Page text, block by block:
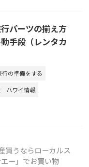
行パーツの揃え方
手段（レンタカ
行の準備をする
ハワイ情報
買うならローカルス
ー」でお買い物